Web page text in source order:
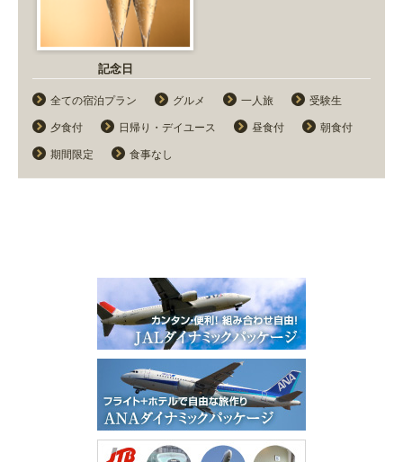
記念日
全ての宿泊プラン グルメ 一人旅 受験生
夕食付 日帰り・デイユース 昼食付 朝食付
期間限定 食事なし